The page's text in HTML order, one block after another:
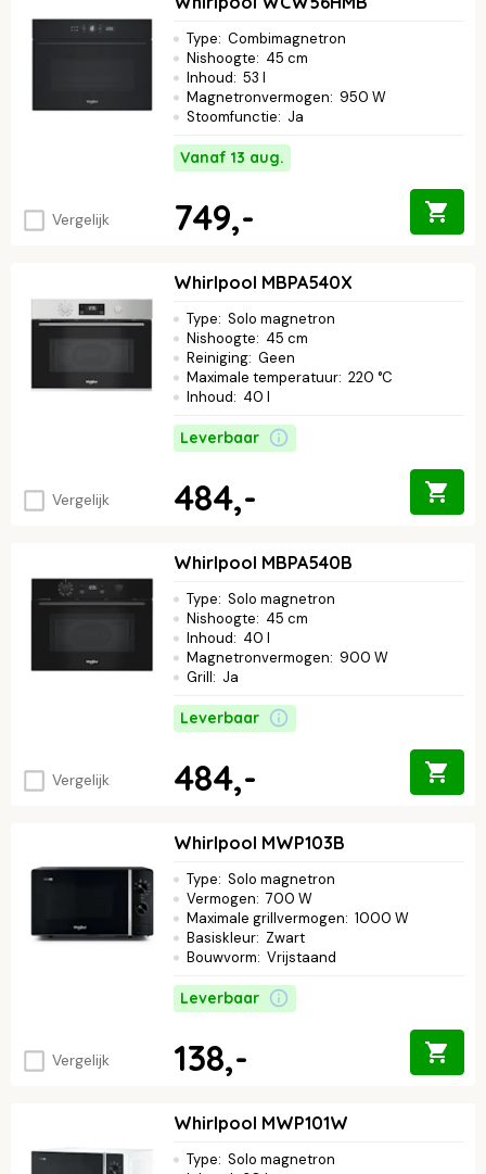
Vergelijk
Type: Combimagnetron
Nishoogte: 45 cm
Inhoud: 53 l
Magnetronvermogen: 950 W
Stoomfunctie: Ja
Vanaf 13 aug.
749,-
Vergelijk
Whirlpool MBPA540X
Type: Solo magnetron
Nishoogte: 45 cm
Reiniging: Geen
Maximale temperatuur: 220 °C
Inhoud: 40 l
Leverbaar
484,-
Vergelijk
Whirlpool MBPA540B
Type: Solo magnetron
Nishoogte: 45 cm
Inhoud: 40 l
Magnetronvermogen: 900 W
Grill: Ja
Leverbaar
484,-
Vergelijk
Whirlpool MWP103B
Type: Solo magnetron
Vermogen: 700 W
Maximale grillvermogen: 1000 W
Basiskleur: Zwart
Bouwvorm: Vrijstaand
Leverbaar
138,-
Whirlpool MWP101W
Type: Solo magnetron